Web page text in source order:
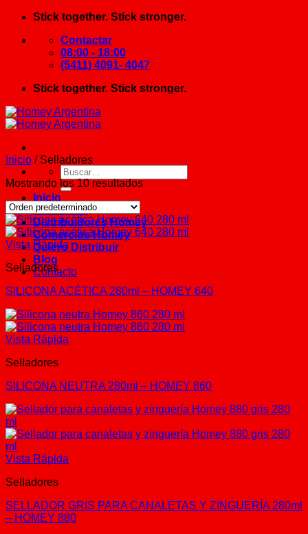
Saltar
contenido
Stick together. Stick stronger.
Contactar
08:00 - 18:00
(5411) 4091- 4047
Stick together. Stick stronger.
Buscar
por:
Inicio
Productos
Distribuidores Homey
Comercios Homey
Quiero Distribuir
Blog
Contacto
Inicio /Selladores
Mostrando los 10 resultados
Selladores
Vista Rápida
Selladores
SILICONA ACÉTICA 280ml – HOMEY 640
Vista Rápida
Selladores
SILICONA NEUTRA 280ml – HOMEY 860
Vista Rápida
Selladores
SELLADOR GRIS PARA CANALETAS Y ZINGUERÍA 280ml
– HOMEY 880